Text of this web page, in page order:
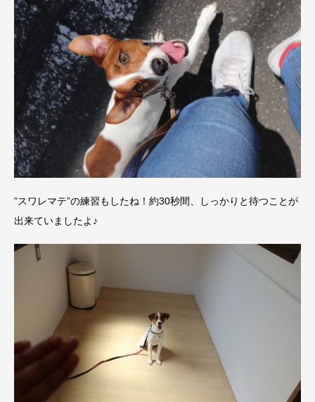
”スワレマテ”の練習もしたね！約30秒間、しっかりと待つことが
出来ていましたよ♪